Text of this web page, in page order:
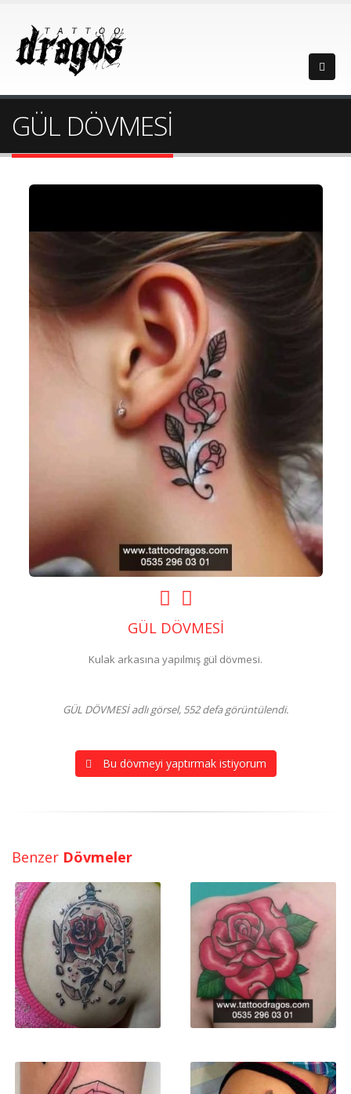
GÜL DÖVMESİ
GÜL DÖVMESİ
Kulak arkasına yapılmış gül dövmesi.
GÜL DÖVMESİ adlı görsel, 552 defa görüntülendi.
Bu dövmeyi yaptırmak istiyorum
Benzer Dövmeler